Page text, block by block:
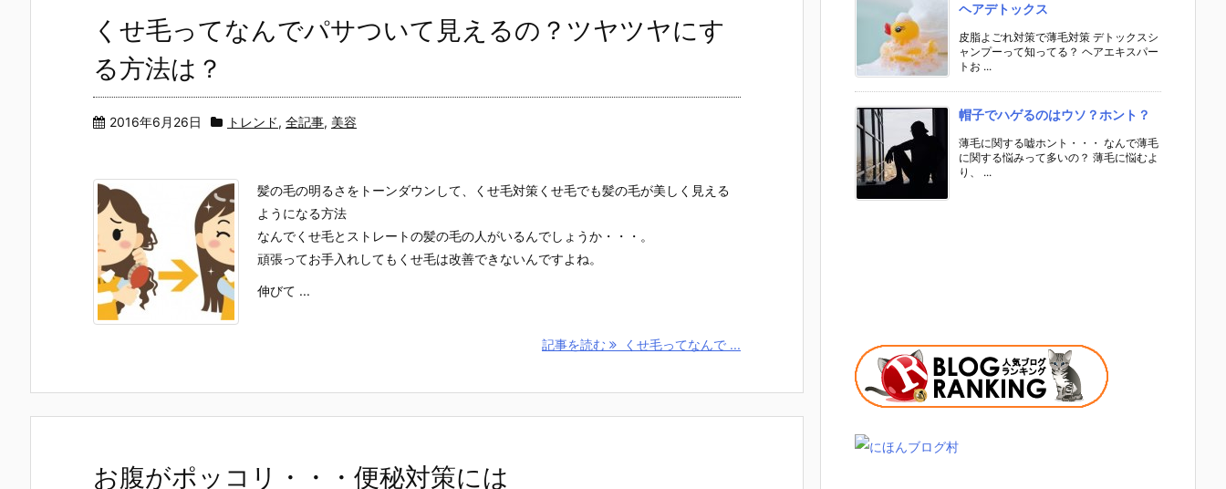
くせ毛ってなんでパサついて見えるの？ツヤツヤにす
る方法は？
2016年6月26日 トレンド, 全記事, 美容
髪の毛の明るさをトーンダウンして、くせ毛対策くせ毛でも髪の毛が美しく見える
ようになる方法
なんでくせ毛とストレートの髪の毛の人がいるんでしょうか・・・。
頑張ってお手入れしてもくせ毛は改善できないんですよね。
伸びて ...
記事を読む くせ毛ってなんで ...
お腹がポッコリ・・・便秘対策には
ヘアデトックス
皮脂よごれ対策で薄毛対策 デトックスシ
ャンプーって知ってる？ ヘアエキスパー
トお ...
帽子でハゲるのはウソ？ホント？
薄毛に関する嘘ホント・・・ なんで薄毛
に関する悩みって多いの？ 薄毛に悩むよ
り、 ...